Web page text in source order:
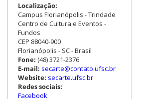
Localização:
Campus Florianópolis - Trindade
Centro de Cultura e Eventos -
Fundos
CEP 88040-900
Florianópolis - SC - Brasil
Fone: (48) 3721-2376
E-mail: secarte@contato.ufsc.br
Website: secarte.ufsc.br
Redes sociais:
Facebook